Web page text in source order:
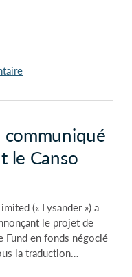
communiqué
le Canso
(« Lysander ») a
le projet de
Fund en fonds négocié
la traduction…